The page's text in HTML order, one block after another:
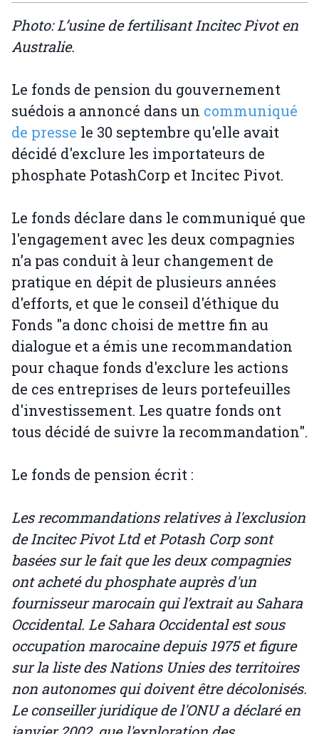
Photo: L’usine de fertilisant Incitec Pivot en
Australie.
Le fonds de pension du gouvernement
suédois a annoncé dans un communiqué
de presse le 30 septembre qu'elle avait
décidé d'exclure les importateurs de
phosphate PotashCorp et Incitec Pivot.
Le fonds déclare dans le communiqué que
l'engagement avec les deux compagnies
n’a pas conduit à leur changement de
pratique en dépit de plusieurs années
d'efforts, et que le conseil d'éthique du
Fonds "a donc choisi de mettre fin au
dialogue et a émis une recommandation
pour chaque fonds d'exclure les actions
de ces entreprises de leurs portefeuilles
d'investissement. Les quatre fonds ont
tous décidé de suivre la recommandation".
Le fonds de pension écrit :
Les recommandations relatives à l'exclusion
de Incitec Pivot Ltd et Potash Corp sont
basées sur le fait que les deux compagnies
ont acheté du phosphate auprès d'un
fournisseur marocain qui l’extrait au Sahara
Occidental. Le Sahara Occidental est sous
occupation marocaine depuis 1975 et figure
sur la liste des Nations Unies des territoires
non autonomes qui doivent être décolonisés.
Le conseiller juridique de l'ONU a déclaré en